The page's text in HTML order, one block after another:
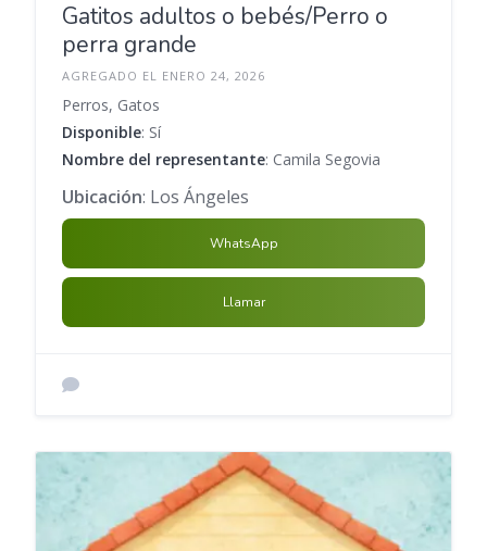
Gatitos adultos o bebés/Perro o
perra grande
AGREGADO EL ENERO 24, 2026
Perros, Gatos
Disponible: Sí
Nombre del representante: Camila Segovia
Ubicación: Los Ángeles
WhatsApp
Llamar